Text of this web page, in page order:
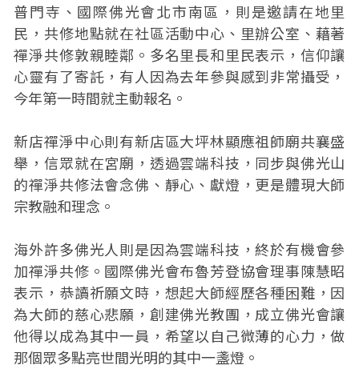
普門寺、國際佛光會北市南區，則是邀請在地里
民，共修地點就在社區活動中心、里辦公室、藉著
禪淨共修敦親睦鄰。多名里長和里民表示，信仰讓
心靈有了寄託，有人因為去年參與感到非常攝受，
今年第一時間就主動報名。
新店禪淨中心則有新店區大坪林顯應祖師廟共襄盛
舉，信眾就在宮廟，透過雲端科技，同步與佛光山
的禪淨共修法會念佛、靜心、獻燈，更是體現大師
宗教融和理念。
海外許多佛光人則是因為雲端科技，終於有機會參
加禪淨共修。國際佛光會布魯芳登協會理事陳慧昭
表示，恭讀祈願文時，想起大師經歷各種困難，因
為大師的慈心悲願，創建佛光教團，成立佛光會讓
他得以成為其中一員，希望以自己微薄的心力，做
那個眾多點亮世間光明的其中一盞燈。